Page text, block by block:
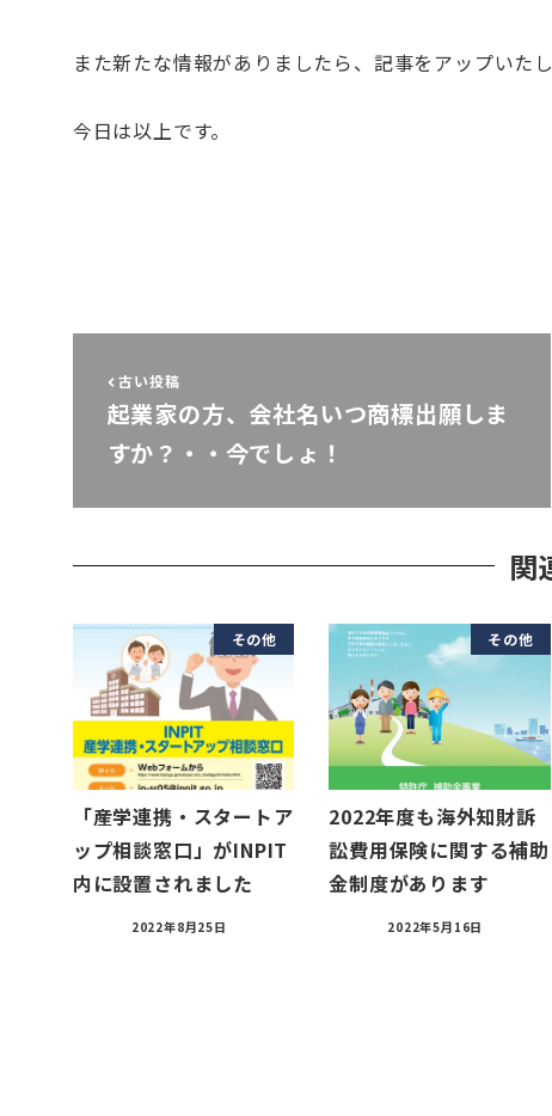
また新たな情報がありましたら、記事をアップいたし
今日は以上です。
古い投稿
起業家の方、会社名いつ商標出願しま
すか？・・今でしょ！
関
その他
「産学連携・スタートア
ップ相談窓口」がINPIT
内に設置されました
2022年8月25日
その他
2022年度も海外知財訴
訟費用保険に関する補助
金制度があります
2022年5月16日